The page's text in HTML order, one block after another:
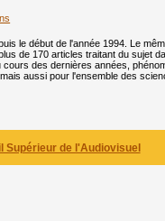
le début de l'année 1994. Le
de 170 articles traitant du sujet
des dernières années,
aussi pour l'ensemble des
Supérieur de l'Audiovisuel